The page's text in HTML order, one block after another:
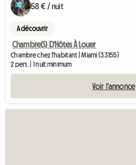
58 € / nuit
A découvrir
Chambre(S) D'Hôtes À Louer
Chambre chez l'habitant | Miami (33155)
2 pers. | 1 nuit minimum
Voir l'annonce